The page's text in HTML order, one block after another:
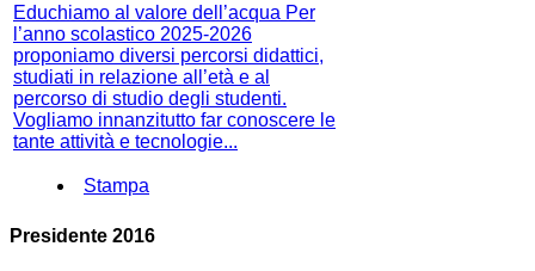
Educhiamo al valore dell’acqua Per
l’anno scolastico 2025-2026
proponiamo diversi percorsi didattici,
studiati in relazione all’età e al
percorso di studio degli studenti.
Vogliamo innanzitutto far conoscere le
tante attività e tecnologie...
Stampa
Presidente 2016